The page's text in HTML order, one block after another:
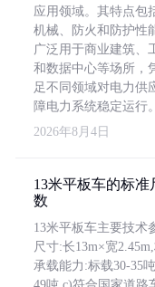
应用领域。其特点包
机械、防火和防护性
广泛用于商业建筑、
和数据中心等场所，
足不同领域对电力供
障电力系统稳定运行。
2026年8月4日
13米平板车的标准
数
13米平板车主要技术
尺寸:长13m×宽
承载能力:标载30-35